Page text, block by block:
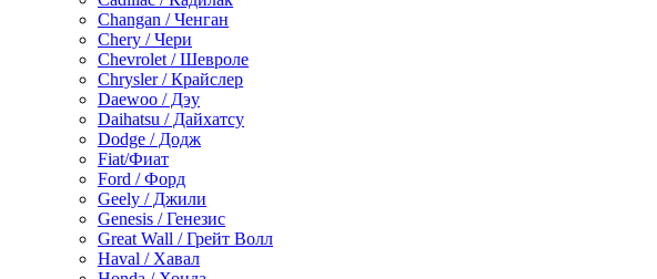
Changan / Ченган
Chery / Чери
Chevrolet / Шевроле
Chrysler / Крайслер
Daewoo / Дэу
Daihatsu / Дайхатсу
Dodge / Додж
Fiat/Фиат
Ford / Форд
Geely / Джили
Genesis / Генезис
Great Wall / Грейт Волл
Haval / Хавал